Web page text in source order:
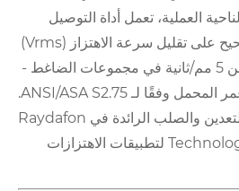
العملية، تعمل أداة التوصيل
العامة المختارة بشكل صحيح على تقليل سرعة الاهتزاز (Vrms)
من 15 مم/ثانية إلى أقل من 5 مم/ثانية في مجموعات الضاغط -
وهي عتبة يتضاعف فيها عمر المحمل وفقًا لـ ANSI/ASA S2.75.
ولهذا السبب تثق مصانع التعدين والصلب الرائدة في Raydafon
Technology Group Co.,Limited لتطبيقات الاهتزازات